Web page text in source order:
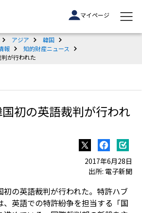
マイページ
アジア
韓国
報
知的財産ニュース
が行われた
初の英語裁判が行われ
2017年6月28日
出所: 電子新聞
初の英語裁判が行われた。特許ハブ
、英語での特許紛争を担当する「国